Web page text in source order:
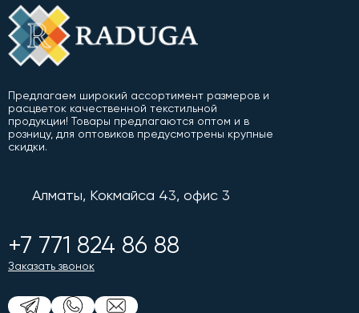
Предлагаем широкий ассортимент размеров и
расцветок качественной текстильной
продукции! Товары предлагаются оптом и в
розницу, для оптовиков предусмотрены крупные
скидки.
Алматы, Кокмайса 43, офис 3
+7 771 824 86 88
Заказать звонок